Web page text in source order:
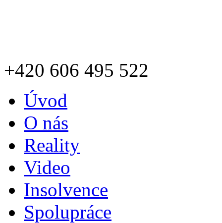
+420 606 495 522
Úvod
O nás
Reality
Video
Insolvence
Spolupráce